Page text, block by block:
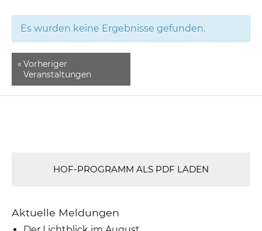
Es wurden keine Ergebnisse gefunden.
« Vorheriger
Veranstaltungen
HOF-PROGRAMM ALS PDF LADEN
Aktuelle Meldungen